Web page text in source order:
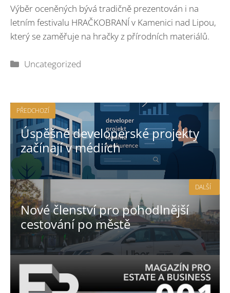
Výběr oceněných bývá tradičně prezentován i na
letním festivalu HRAČKOBRANÍ v Kamenici nad Lipou,
který se zaměřuje na hračky z přírodních materiálů.
Rubriky
Uncategorized
PŘEDCHOZÍ
Úspěšné developerské projekty
začínají v médiích
Nové členství pro pohodlnější
cestování po městě
DALŠÍ